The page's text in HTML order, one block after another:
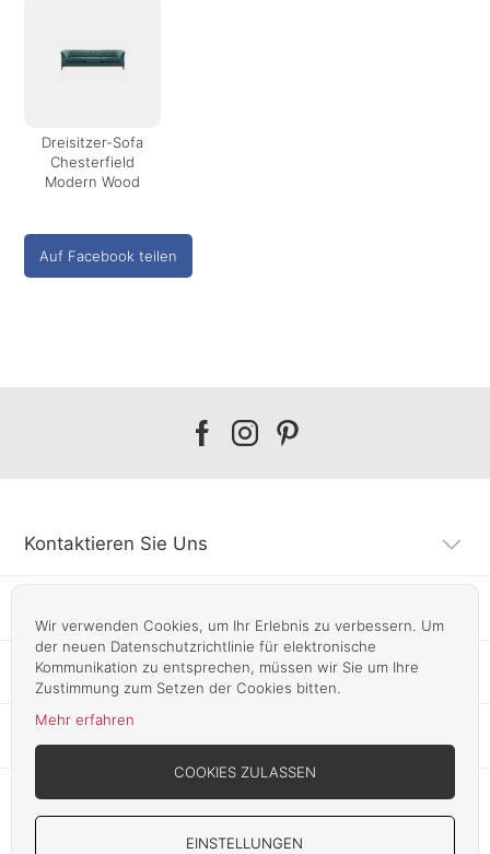
Wir verwenden Cookies, um Ihr Erlebnis zu verbessern. Um
der neuen Datenschutzrichtlinie für elektronische
Kommunikation zu entsprechen, müssen wir Sie um Ihre
Zustimmung zum Setzen der Cookies bitten.
Mehr erfahren
COOKIES ZULASSEN
EINSTELLUNGEN
Dreisitzer-Sofa
Chesterfield
Modern Wood
Auf Facebook teilen
Our
Our
Our
Kontaktieren Sie Uns
Infos